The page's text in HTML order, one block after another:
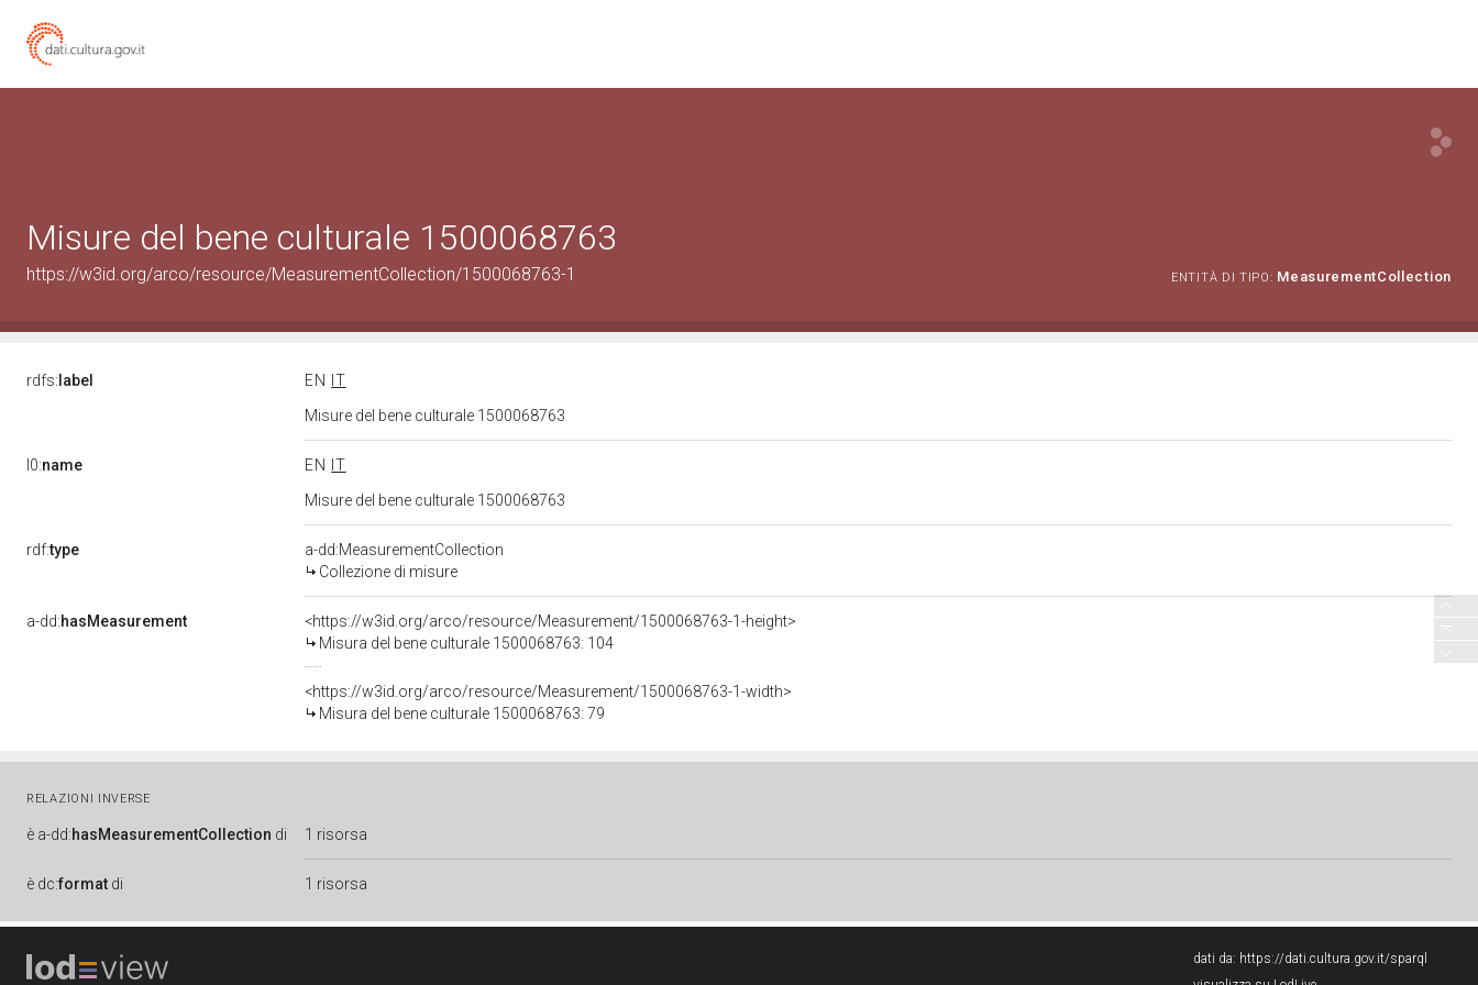
Misure del bene culturale 1500068763
https://w3id.org/arco/resource/MeasurementCollection/1500068763-1 ENTITÀ DI TIPO: MeasurementCollection
rdfs: label EN
IT
Misure del bene culturale 1500068763
l0:name EN
IT
Misure del bene culturale 1500068763
rdf:type
a-dd:MeasurementCollection
Collezione di misure
a-dd:hasMeasurement
<https://w3id.org/arco/resource/Measurement/1500068763-1-height>
Misura del bene culturale 1500068763: 104
<https://w3id.org/arco/resource/Measurement/1500068763-1-width>
Misura del bene culturale 1500068763: 79
RELAZIONI INVERSE
è a-dd:hasMeasurementCollection di 1 risorsa
è dc:format di 1 risorsa
dati da: https://dati.cultura.gov.it/sparql